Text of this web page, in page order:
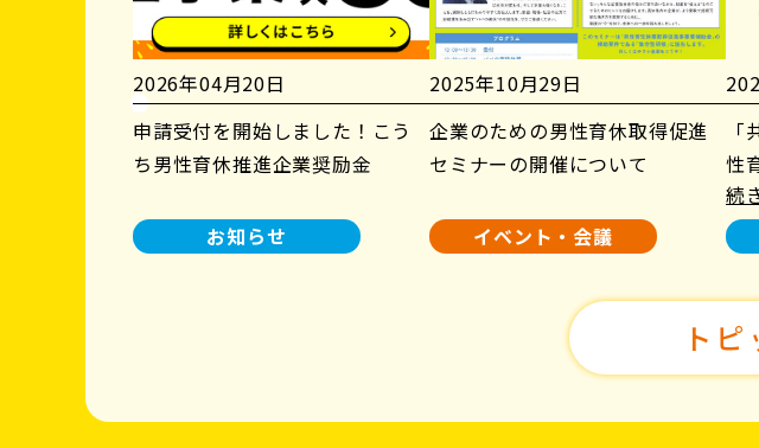
2026年04月20日
申請受付を開始しました！こう
ち男性育休推進企業奨励金
お知らせ
2025年10月29日
企業のための男性育休取得促進
セミナーの開催について
イベント・会議
性
使
続
ト